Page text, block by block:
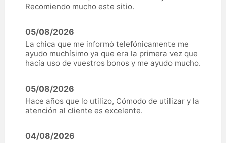
Recomiendo mucho este sitio.
05/08/2026
La chica que me informó telefónicamente me
ayudo muchísimo ya que era la primera vez que
hacía uso de vuestros bonos y me ayudo mucho.
05/08/2026
Hace años que lo utilizo, Cómodo de utilizar y la
atención al cliente es excelente.
04/08/2026